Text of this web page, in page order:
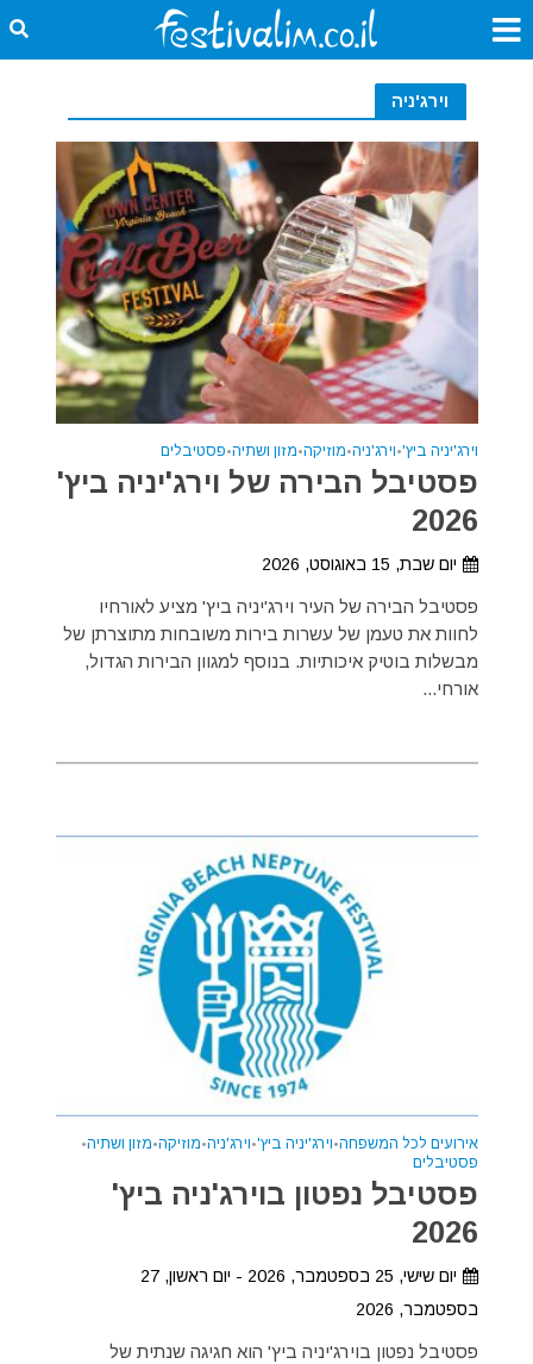
וירג'ניה
וירג'יניה ביץ'•וירג'ניה•מוזיקה•מזון ושתיה•פסטיבלים
פסטיבל הבירה של וירג'יניה ביץ'
2026
יום שבת, 15 באוגוסט, 2026
פסטיבל הבירה של העיר וירג'יניה ביץ' מציע לאורחיו
לחוות את טעמן של עשרות בירות משובחות מתוצרתן של
מבשלות בוטיק איכותיות. בנוסף למגוון הבירות הגדול,
אורחי...
אירועים לכל המשפחה•וירג'יניה ביץ'•וירג'ניה•מוזיקה•מזון ושתיה•
פסטיבלים
פסטיבל נפטון בוירג'ניה ביץ'
2026
יום שישי, 25 בספטמבר, 2026 - יום ראשון, 27
בספטמבר, 2026
פסטיבל נפטון בוירג'יניה ביץ' הוא חגיגה שנתית של